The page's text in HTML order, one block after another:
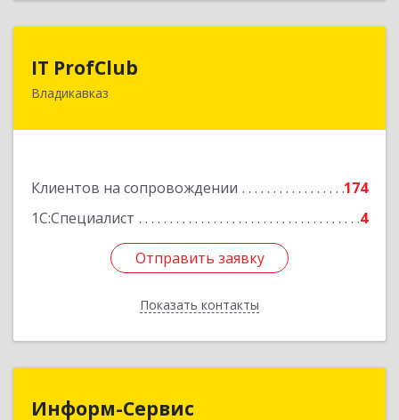
IT ProfClub
Владикавказ
Клиентов на сопровождении
174
1С:Специалист
4
Отправить заявку
Показать контакты
362045, Северная Осетия - Алания Респ,
Подробнее
Отправить заявку
Назад
Информ-Сервис